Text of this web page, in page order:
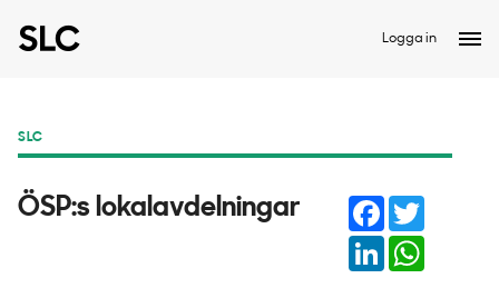
Logga in
SLC
ÖSP:s lokalavdelningar Facebook
Twitter
LinkedIn